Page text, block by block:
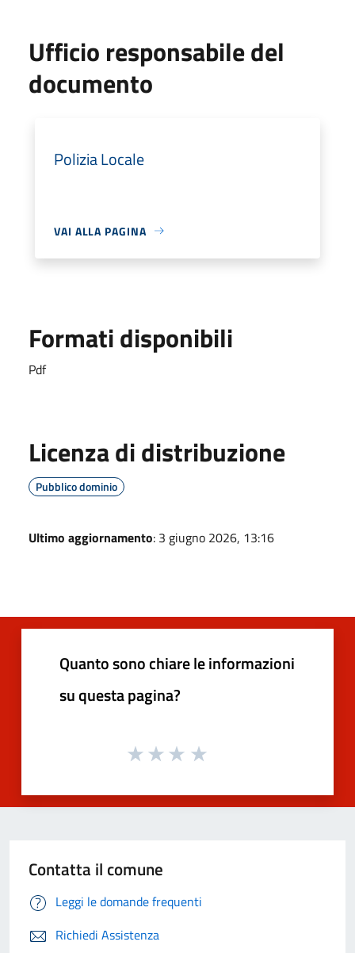
Ufficio responsabile del
documento
Polizia Locale
VAI ALLA PAGINA
Formati disponibili
Pdf
Licenza di distribuzione
Pubblico dominio
Ultimo aggiornamento: 3 giugno 2026, 13:16
Quanto sono chiare le informazioni
su questa pagina?
Contatta il comune
Leggi le domande frequenti
Richiedi Assistenza